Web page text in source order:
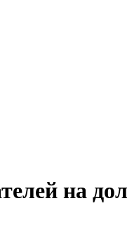
на